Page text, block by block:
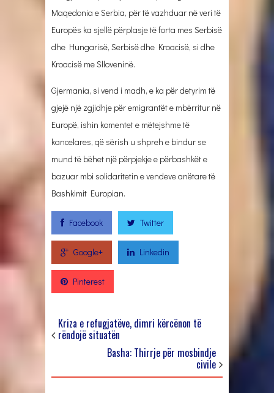
Maqedonia e Serbia, për të vazhduar në veri të
Europës ka sjellë përplasje të forta mes Serbisë
dhe Hungarisë, Serbisë dhe Kroacisë, si dhe
Kroacisë me Slloveninë.
Gjermania, si vend i madh, e ka për detyrim të
gjejë një zgjidhje për emigrantët e mbërritur në
Europë, ishin komentet e mëtejshme të
kancelares, që sërish u shpreh e bindur se
mund të bëhet një përpjekje e përbashkët e
bazuar mbi solidaritetin e vendeve anëtare të
Bashkimit Europian.
Facebook Twitter
Google+ Linkedin
Pinterest
Kriza e refugjatëve, dimri kërcënon të
rëndojë situatën
Basha: Thirrje për mosbindje
civile